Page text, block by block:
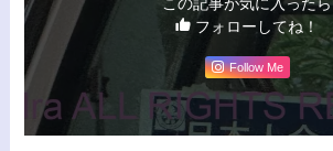
フォローしてね！
Follow Me